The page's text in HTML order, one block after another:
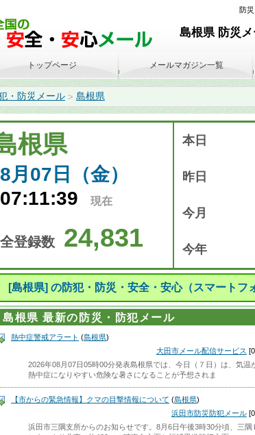
防
島根県 防災
・防災メール > 島根県
根県
8月07日（金）
07:11:39
現在
全登録数 24,831
本日
昨日
今月
今年
[島根県] の防犯・防災・安全・安心（スマートフ
島根県 最新の防災・防犯メール
熱中症警戒アラート (島根県)
大田市メール配信サービス
2026年08月07日05時00分発表島根県では、今日（７日）は、気温
熱中症になりやすい危険な暑さになることが予想されま
【市からの緊急情報】クマの目撃情報について (島根県)
浜田市防災防犯メール
浜田市三隅支所からのお知らせです。8月6日午後3時30分頃、三隅
トップページ メールマガジン一覧